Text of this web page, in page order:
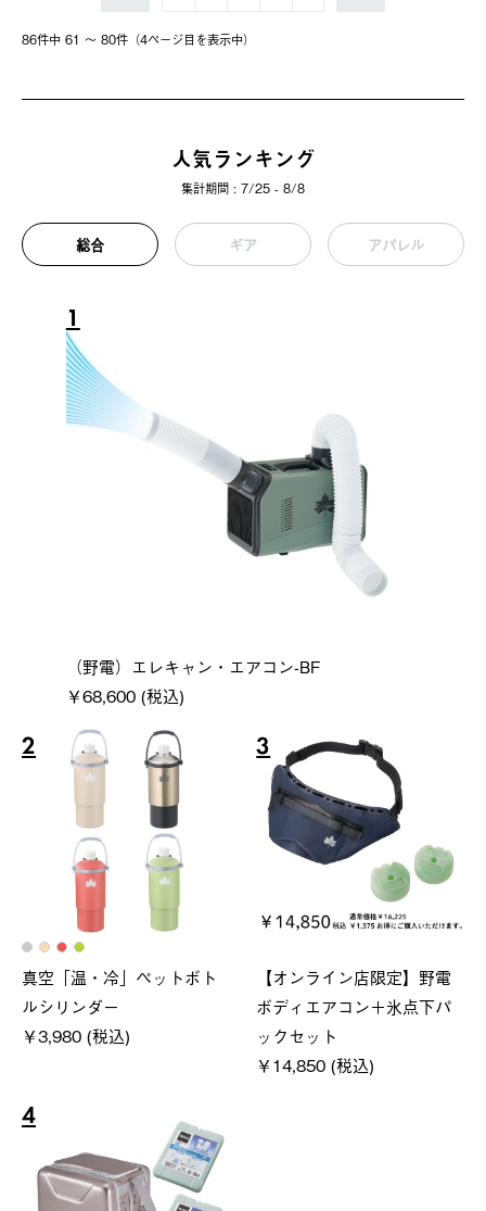
86件中 61 〜 80件（4ページ⽬を表⽰中）
人気ランキング
集計期間 : 7/25 - 8/8
総合 ギア アパレル
1
（野電）エレキャン・エアコン-BF
￥68,600 (税込)
2
真空「温・冷」ペットボト
ルシリンダー
￥3,980 (税込)
3
【オンライン店限定】野電
ボディエアコン＋氷点下パ
ックセット
￥14,850 (税込)
4